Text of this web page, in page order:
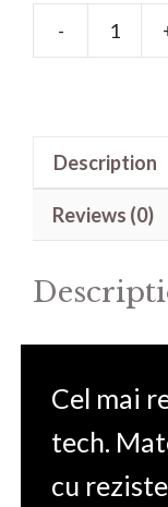
-
Description
Reviews (0)
Cel mai
tech.
cu